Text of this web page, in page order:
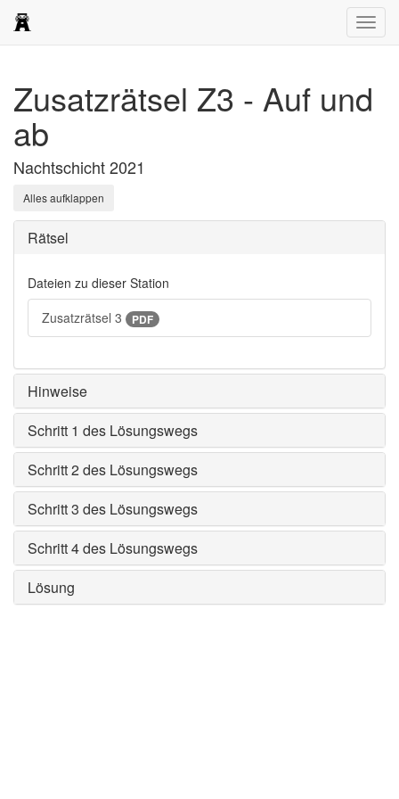
öffnen
Zusatzrätsel Z3 - Auf und
ab
Nachtschicht 2021
Alles aufklappen
Rätsel
Dateien zu dieser Station
Zusatzrätsel 3
PDF
Hinweise
Schritt 1 des Lösungswegs
Schritt 2 des Lösungswegs
Schritt 3 des Lösungswegs
Schritt 4 des Lösungswegs
Lösung